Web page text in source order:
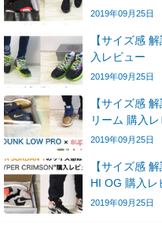
2019年09月25日
【サイズ感
入レビュー
2019年09月25日
【サイズ感
リーム 購入
2019年09月25日
【サイズ感
HI OG 購入レ
2019年09月25日